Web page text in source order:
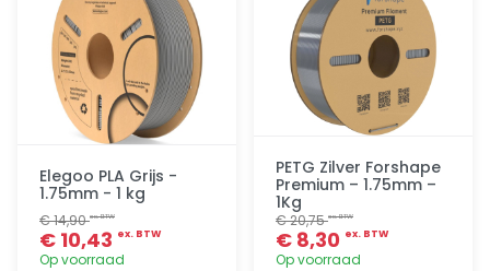
Elegoo PLA Grijs -
1.75mm - 1 kg
€ 14,90ex. BTW
€ 10,43 ex. BTW
Op voorraad
PETG Zilver Forshape
Premium – 1.75mm –
1Kg
€ 20,75ex. BTW
€ 8,30 ex. BTW
Op voorraad